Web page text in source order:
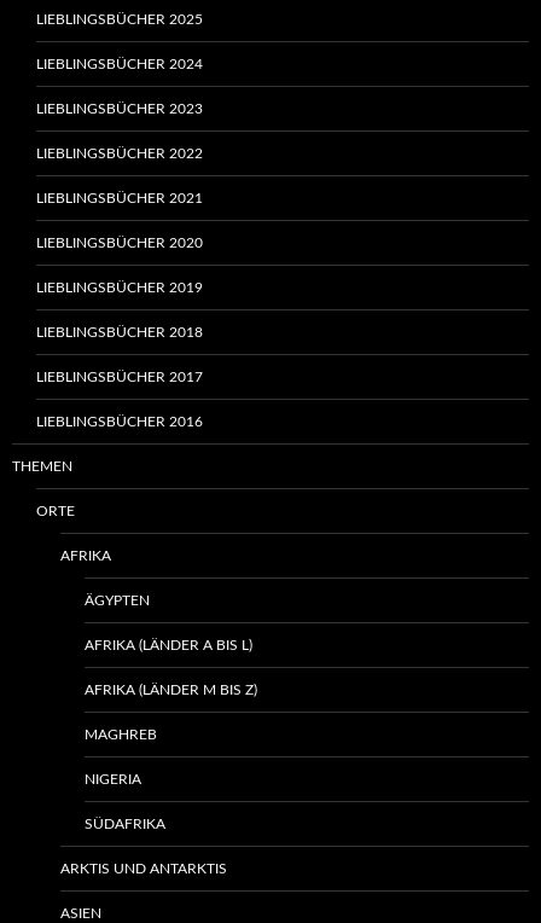
LIEBLINGSBÜCHER 2025
LIEBLINGSBÜCHER 2024
LIEBLINGSBÜCHER 2023
LIEBLINGSBÜCHER 2022
LIEBLINGSBÜCHER 2021
LIEBLINGSBÜCHER 2020
LIEBLINGSBÜCHER 2019
LIEBLINGSBÜCHER 2018
LIEBLINGSBÜCHER 2017
LIEBLINGSBÜCHER 2016
THEMEN
ORTE
AFRIKA
ÄGYPTEN
AFRIKA (LÄNDER A BIS L)
AFRIKA (LÄNDER M BIS Z)
MAGHREB
NIGERIA
SÜDAFRIKA
ARKTIS UND ANTARKTIS
ASIEN